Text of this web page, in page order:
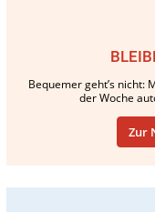
Bequemer geht’s nicht:
der Woche
Zur